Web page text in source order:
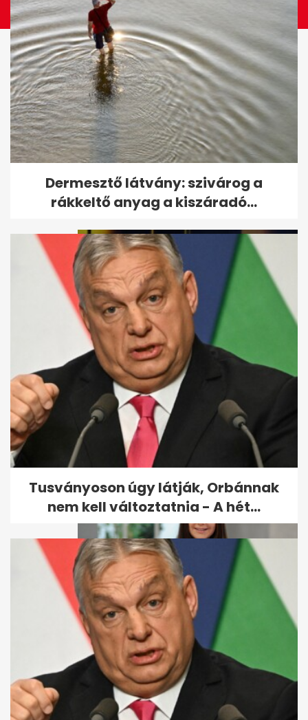
Puskás-Dallos Peti megszólalt
a Kaszás Attilára emlékező...
Liptai Claudia kórházba került
Geszler Dorottya lánya férjhez
ment: itt vannak az első fotók
Dermesztő látvány: szivárog a
rákkeltő anyag a kiszáradó...
Tusványoson úgy látják, Orbánnak
nem kell változtatnia - A hét...